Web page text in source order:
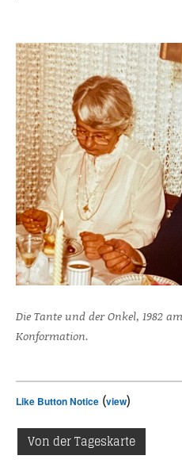
Die Tante und der Onkel, 1982
Konformation.
Like Button Notice (view)
Von der Tageskarte